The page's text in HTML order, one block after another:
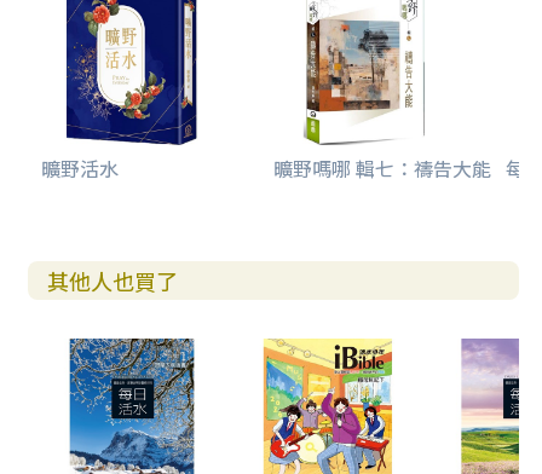
曠野活水 曠野嗎哪 輯七：禱告大能 每
其他人也買了